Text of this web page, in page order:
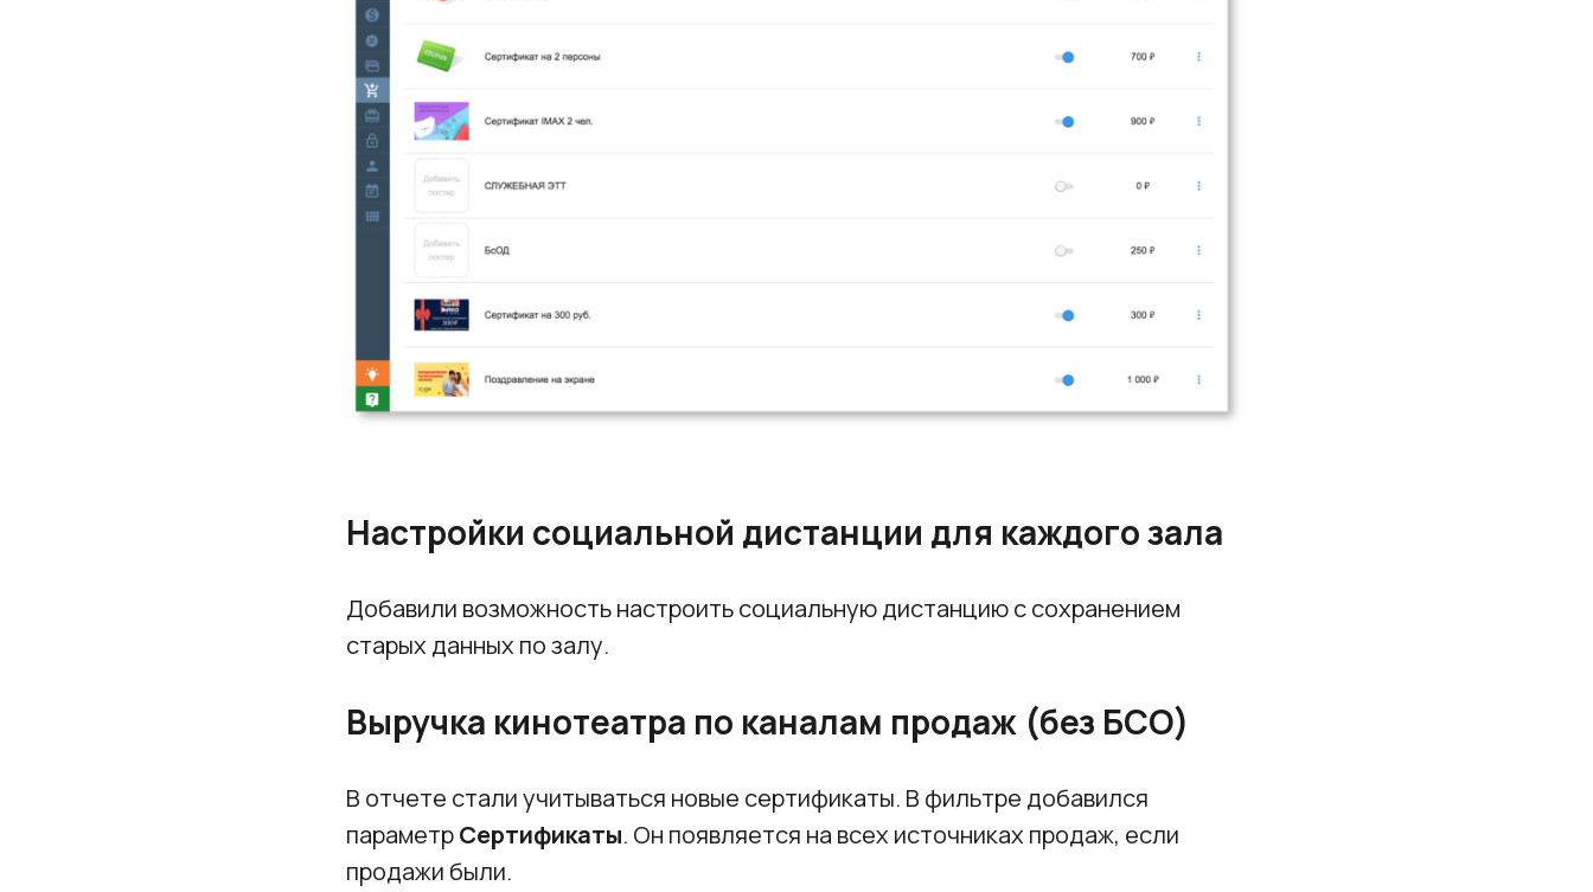
Настройки социальной дистанции для каждого зала
Добавили возможность настроить социальную дистанцию с сохранением
старых данных по залу.
Выручка кинотеатра по каналам продаж (без БСО)
В отчете стали учитываться новые сертификаты. В фильтре добавился
параметрСертификаты. Он появляется на всех источниках продаж, если
продажи были.